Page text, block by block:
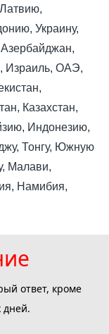
Украину,
Израиль, ОАЭ,
Казахстан,
Индонезию,
Тонгу, Южную
Малави,
Намибия,
ответ, кроме